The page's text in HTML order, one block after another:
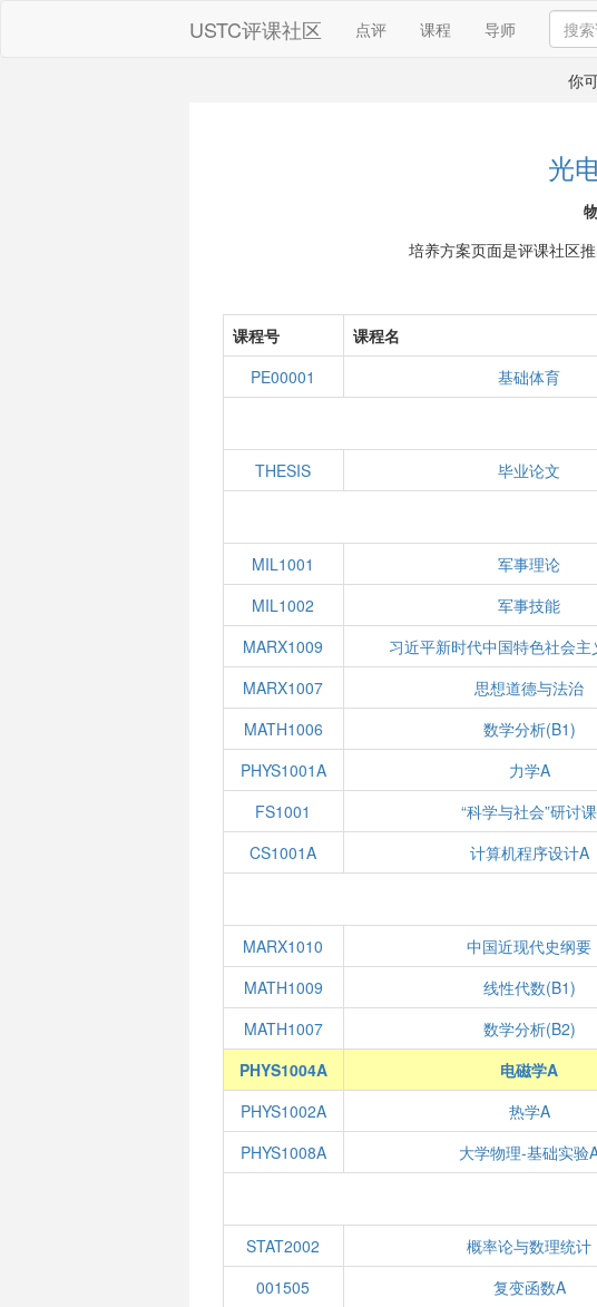
USTC评课社区 点评 课程 导师
你
光
培养方案页面是评课社区
课程号 课程名
PE00001
基础体育
THESIS 毕业论文
MIL1001 军事理论
MIL1002
军事技能
MARX1009
习近平新时代中国特色社会
MARX1007
思想道德与法治
MATH1006
数学分析(B1)
PHYS1001A
力学A
FS1001
“科学与社会”研讨课
CS1001A
计算机程序设计A
MARX1010 中国近现代史纲要
MATH1009
线性代数(B1)
MATH1007
数学分析(B2)
PHYS1004A
电磁学A
PHYS1002A
热学A
PHYS1008A
大学物理-基础实验
STAT2002 概率论与数理统计
001505
复变函数A